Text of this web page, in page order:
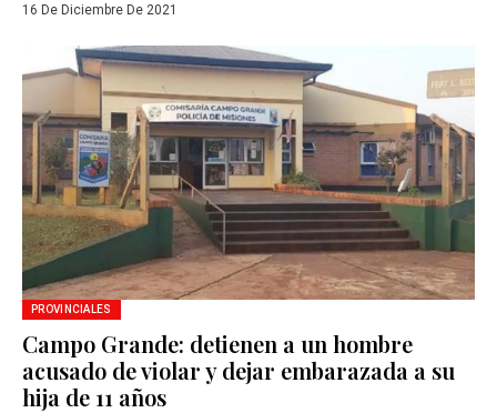
16 De Diciembre De 2021
PROVINCIALES
Campo Grande: detienen a un hombre
acusado de violar y dejar embarazada a su
hija de 11 años